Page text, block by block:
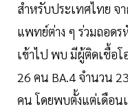
สำหรับประเทศไทย จ
แพทย์ต่าง ๆ ร่วมถอด
เข้าไป พบ มีผู้ติดเชื้อ
26 คน BA.4 จำนวน
คน โดยพบตั้งแต่เดือน